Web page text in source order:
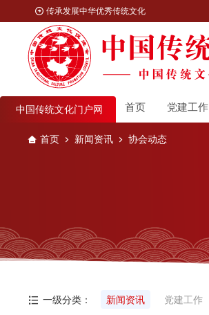
传承发展中华优秀传统文化
中国传统文化门户网 首页 党建工作
首页 新闻资讯 协会动态
一级分类： 新闻资讯 党建工作